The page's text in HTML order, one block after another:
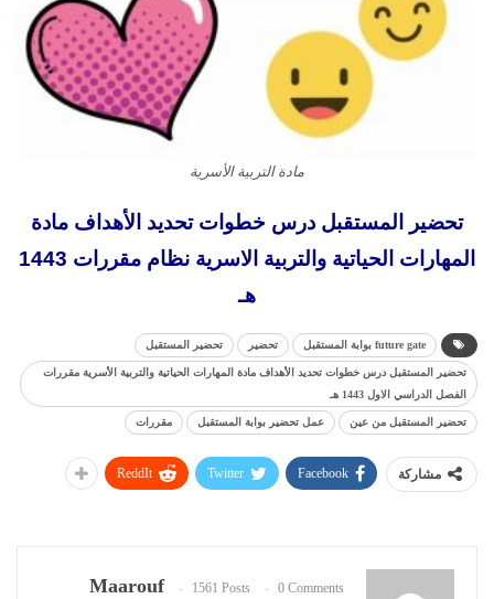
مادة التربية الأسرية
تحضير المستقبل درس خطوات تحديد الأهداف مادة
المهارات الحياتية والتربية الاسرية نظام مقررات 1443
هـ
future gate بوابة المستقبل تحضير تحضير المستقبل
تحضير المستقبل درس خطوات تحديد الأهداف مادة المهارات الحياتية والتربية الأسرية مقررات
الفصل الدراسي الاول 1443 هـ
تحضير المستقبل من عين عمل تحضير بوابة المستقبل مقررات
مشاركة Facebook
Twitter
ReddIt
Maarouf 1561 Posts 0 Comments